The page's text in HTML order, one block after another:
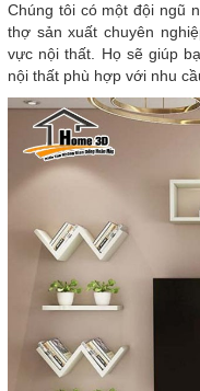
Chúng tôi có một đội ngũ
thợ sản xuất chuyên
vực nội thất. Họ sẽ giúp
nội thất phù hợp với nhu